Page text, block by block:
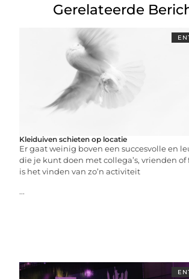
Gerelateerde
Kleiduiven schieten op locatie
Er gaat weinig boven een succesvolle en
die je kunt doen met collega’s, vrienden
is het vinden van zo’n activiteit
...